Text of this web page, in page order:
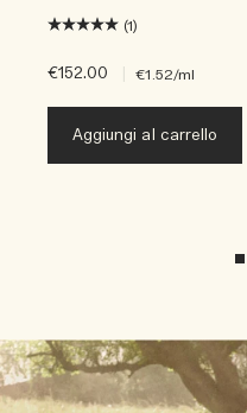
(1)
€152.00 €1.52/ml
Aggiungi al carrello